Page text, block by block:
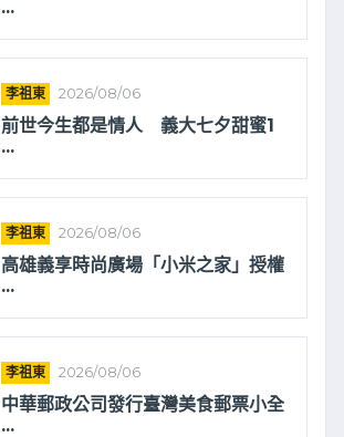
...
李祖東 2026/08/06
前世今生都是情人 義大七夕甜蜜1
...
李祖東 2026/08/06
高雄義享時尚廣場「小米之家」授權
...
李祖東 2026/08/06
中華郵政公司發行臺灣美食郵票小全
...